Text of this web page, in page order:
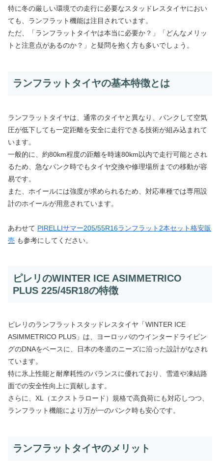
特に冬の厳しい環境での走行に必要なスタッドレスタイヤにおい
ても、ランフラット機能は注目されています。
ただ、「ランフラットタイヤは本当に必要か？」「どんなメリッ
トと注意点があるのか？」と疑問を抱く方も多いでしょう。
ランフラットタイヤの基本特徴とは
ランフラットタイヤは、通常のタイヤと異なり、パンクして空気
圧が低下しても一定距離を安全に走行できる技術が組み込まれて
います。
一般的に、約80km程度の距離を時速80km以内で走行可能とされ
るため、急なパンク時でもタイヤ交換や修理場所までの移動が容
易です。
また、ホイールには強度が求められるため、対応車種では専用設
計のホイールが用意されています。
あわせて PIRELLIサマー205/55R16ランフラット2本セット格安販
売 も参考にしてください。
ピレリのWINTER ICE ASIMMETRICO
PLUS 225/45R18の特徴
ピレリのランフラットスタッドレスタイヤ「WINTER ICE
ASIMMETRICO PLUS」は、ヨーロッパのウインタードライビン
グのDNAをベースに、日本の冬道のニーズに沿った設計がなされ
ています。
特に氷上性能と耐摩耗性のバランスに優れており、雪道や凍結路
面での安全性向上に貢献します。
さらに、XL（エクストラロード）規格で高負荷にも対応しつつ、
ランフラット機能により万が一のパンク時も安心です。
ランフラットタイヤのメリット